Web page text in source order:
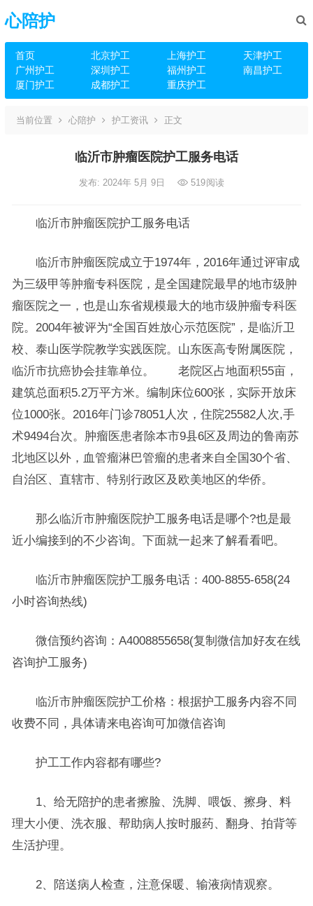
心陪护
首页 北京护工 上海护工
天津护工
广州护工
深圳护工 福州护工
南昌护工
厦门护工
成都护工 重庆护工
当前位置 心陪护 护工资讯 正文
临沂市肿瘤医院护工服务电话
发布: 2024年 5月 9日 519阅读
临沂市肿瘤医院护工服务电话
临沂市肿瘤医院成立于1974年，2016年通过评审成
为三级甲等肿瘤专科医院，是全国建院最早的地市级肿
瘤医院之一，也是山东省规模最大的地市级肿瘤专科医
院。2004年被评为“全国百姓放心示范医院”，是临沂卫
校、泰山医学院教学实践医院。山东医高专附属医院，
临沂市抗癌协会挂靠单位。 老院区占地面积55亩，
建筑总面积5.2万平方米。编制床位600张，实际开放床
位1000张。2016年门诊78051人次，住院25582人次,手
术9494台次。肿瘤医患者除本市9县6区及周边的鲁南苏
北地区以外，血管瘤淋巴管瘤的患者来自全国30个省、
自治区、直辖市、特别行政区及欧美地区的华侨。
那么临沂市肿瘤医院护工服务电话是哪个?也是最
近小编接到的不少咨询。下面就一起来了解看看吧。
临沂市肿瘤医院护工服务电话：400-8855-658(24
小时咨询热线)
微信预约咨询：A4008855658(复制微信加好友在线
咨询护工服务)
临沂市肿瘤医院护工价格：根据护工服务内容不同
收费不同，具体请来电咨询可加微信咨询
护工工作内容都有哪些?
1、给无陪护的患者擦脸、洗脚、喂饭、擦身、料
理大小便、洗衣服、帮助病人按时服药、翻身、拍背等
生活护理。
2、陪送病人检查，注意保暖、输液病情观察。